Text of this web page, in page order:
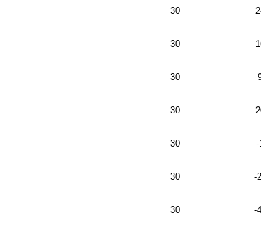
30
30
30
30
30 -
30 -
30 -